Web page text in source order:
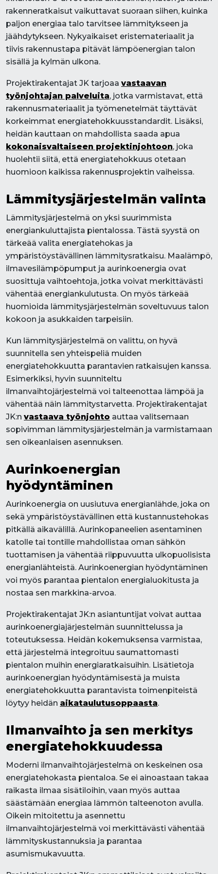
rakenneratkaisut vaikuttavat suoraan siihen, kuinka
paljon energiaa talo tarvitsee lämmitykseen ja
jäähdytykseen. Nykyaikaiset eristemateriaalit ja
tiivis rakennustapa pitävät lämpöenergian talon
sisällä ja kylmän ulkona.
Projektirakentajat JK tarjoaa vastaavan
työnjohtajan palveluita, jotka varmistavat, että
rakennusmateriaalit ja työmenetelmät täyttävät
korkeimmat energiatehokkuusstandardit. Lisäksi,
heidän kauttaan on mahdollista saada apua
kokonaisvaltaiseen projektinjohtoon, joka
huolehtii siitä, että energiatehokkuus otetaan
huomioon kaikissa rakennusprojektin vaiheissa.
Lämmitysjärjestelmän valinta
Lämmitysjärjestelmä on yksi suurimmista
energiankuluttajista pientalossa. Tästä syystä on
tärkeää valita energiatehokas ja
ympäristöystävällinen lämmitysratkaisu. Maalämpö,
ilmavesilämpöpumput ja aurinkoenergia ovat
suosittuja vaihtoehtoja, jotka voivat merkittävästi
vähentää energiankulutusta. On myös tärkeää
huomioida lämmitysjärjestelmän soveltuvuus talon
kokoon ja asukkaiden tarpeisiin.
Kun lämmitysjärjestelmä on valittu, on hyvä
suunnitella sen yhteispeliä muiden
energiatehokkuutta parantavien ratkaisujen kanssa.
Esimerkiksi, hyvin suunniteltu
ilmanvaihtojärjestelmä voi talteenottaa lämpöä ja
vähentää näin lämmitystarvetta. Projektirakentajat
JK:n vastaava työnjohto auttaa valitsemaan
sopivimman lämmitysjärjestelmän ja varmistamaan
sen oikeanlaisen asennuksen.
Aurinkoenergian
hyödyntäminen
Aurinkoenergia on uusiutuva energianlähde, joka on
sekä ympäristöystävällinen että kustannustehokas
pitkällä aikavälillä. Aurinkopaneelien asentaminen
katolle tai tontille mahdollistaa oman sähkön
tuottamisen ja vähentää riippuvuutta ulkopuolisista
energianlähteistä. Aurinkoenergian hyödyntäminen
voi myös parantaa pientalon energialuokitusta ja
nostaa sen markkina-arvoa.
Projektirakentajat JK:n asiantuntijat voivat auttaa
aurinkoenergiajärjestelmän suunnittelussa ja
toteutuksessa. Heidän kokemuksensa varmistaa,
että järjestelmä integroituu saumattomasti
pientalon muihin energiaratkaisuihin. Lisätietoja
aurinkoenergian hyödyntämisestä ja muista
energiatehokkuutta parantavista toimenpiteistä
löytyy heidän aikataulutusoppaasta.
Ilmanvaihto ja sen merkitys
energiatehokkuudessa
Moderni ilmanvaihtojärjestelmä on keskeinen osa
energiatehokasta pientaloa. Se ei ainoastaan takaa
raikasta ilmaa sisätiloihin, vaan myös auttaa
säästämään energiaa lämmön talteenoton avulla.
Oikein mitoitettu ja asennettu
ilmanvaihtojärjestelmä voi merkittävästi vähentää
lämmityskustannuksia ja parantaa
asumismukavuutta.